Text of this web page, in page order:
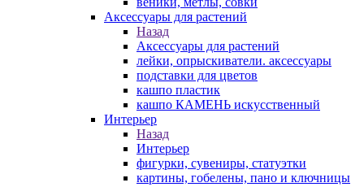
Аксессуары для растений
Назад
Аксессуары для растений
лейки, опрыскиватели. аксессуары
подставки для цветов
кашпо пластик
кашпо КАМЕНЬ искусственный
Интерьер
Назад
Интерьер
фигурки, сувениры, статуэтки
картины, гобелены, пано и ключницы